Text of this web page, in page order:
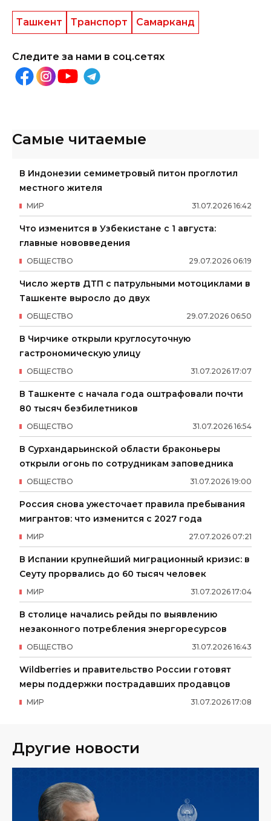
Ташкент Транспорт Самарканд
Следите за нами в соц.сетях
Самые читаемые
В Индонезии семиметровый питон проглотил
местного жителя
31.07.2026 16:42
МИР
Что изменится в Узбекистане с 1 августа:
главные нововведения
29.07.2026 06:19
ОБЩЕСТВО
Число жертв ДТП с патрульными мотоциклами в
Ташкенте выросло до двух
29.07.2026 06:50
ОБЩЕСТВО
В Чирчике открыли круглосуточную
гастрономическую улицу
31.07.2026 17:07
ОБЩЕСТВО
В Ташкенте с начала года оштрафовали почти
80 тысяч безбилетников
31.07.2026 16:54
ОБЩЕСТВО
В Сурхандарьинской области браконьеры
открыли огонь по сотрудникам заповедника
31.07.2026 19:00
ОБЩЕСТВО
Россия снова ужесточает правила пребывания
мигрантов: что изменится с 2027 года
27.07.2026 07:21
МИР
В Испании крупнейший миграционный кризис: в
Сеуту прорвались до 60 тысяч человек
31.07.2026 17:04
МИР
В столице начались рейды по выявлению
незаконного потребления энергоресурсов
31.07.2026 16:43
ОБЩЕСТВО
Wildberries и правительство России готовят
меры поддержки пострадавших продавцов
31.07.2026 17:08
МИР
Другие новости